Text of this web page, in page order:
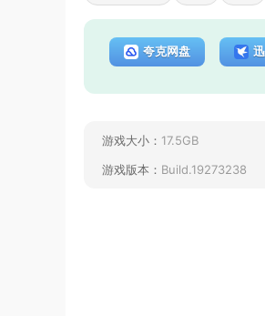
夸克网盘
游戏大小： 17.5GB
游戏版本： Build.19273238